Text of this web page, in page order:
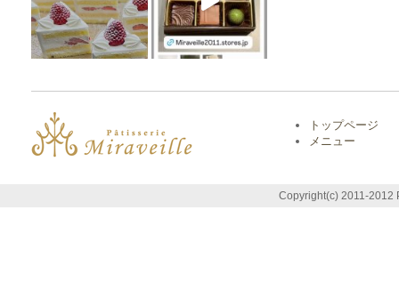
トップページ
メニュー
Copyright(c) 2011-2012